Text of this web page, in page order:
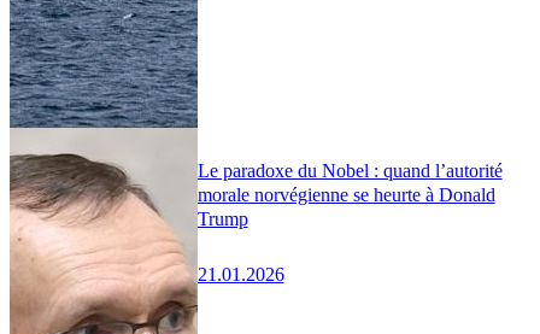
Le paradoxe du Nobel : quand l’autorité
morale norvégienne se heurte à Donald
Trump
21.01.2026